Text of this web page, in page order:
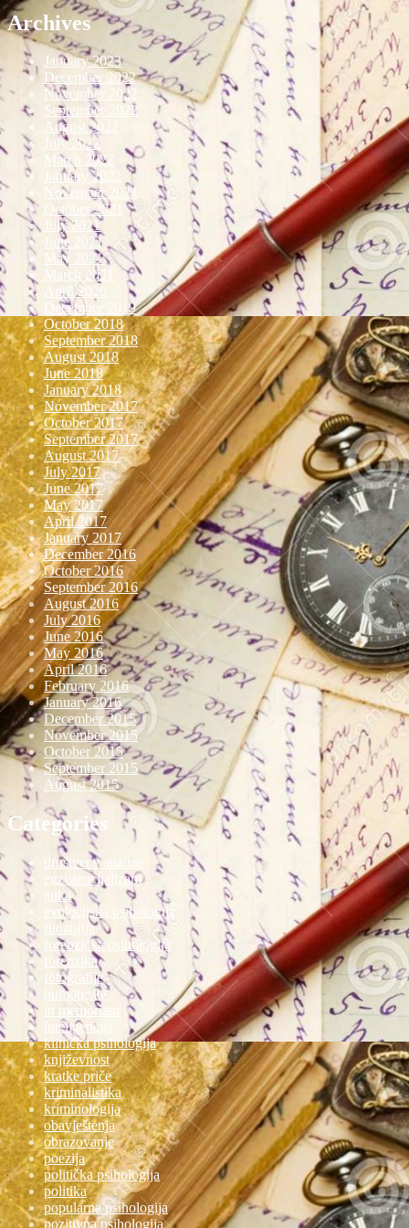
Archives
January 2023
December 2022
November 2022
September 2022
August 2022
July 2022
March 2022
January 2022
November 2021
October 2021
July 2021
June 2021
May 2021
March 2021
April 2020
December 2019
October 2018
September 2018
August 2018
June 2018
January 2018
November 2017
October 2017
September 2017
August 2017
July 2017
June 2017
May 2017
April 2017
January 2017
December 2016
October 2016
September 2016
August 2016
July 2016
June 2016
May 2016
April 2016
February 2016
January 2016
December 2015
November 2015
October 2015
September 2015
August 2015
Categories
društvene analize
egzistencijalizam
etika
evolucijska psihologija
filozofija
forenzička psihologija
forenzika
fotografije
humoreske
in memoriam
inteligencija
klinička psihologija
književnost
kratke priče
kriminalistika
kriminologija
obavještenja
obrazovanje
poezija
politička psihologija
politika
popularna psihologija
pozitivna psihologija